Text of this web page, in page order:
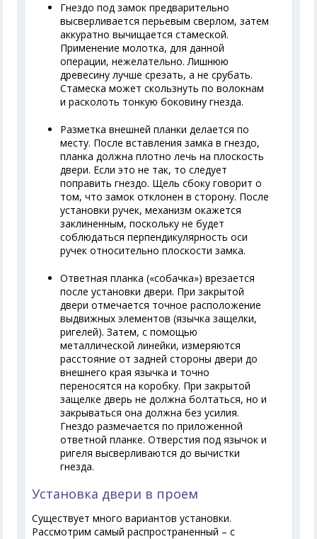
Гнездо под замок предварительно
высверливается перьевым сверлом, затем
аккуратно вычищается стамеской.
Применение молотка, для данной
операции, нежелательно. Лишнюю
древесину лучше срезать, а не срубать.
Стамеска может скользнуть по волокнам
и расколоть тонкую боковину гнезда.
Разметка внешней планки делается по
месту. После вставления замка в гнездо,
планка должна плотно лечь на плоскость
двери. Если это не так, то следует
поправить гнездо. Щель сбоку говорит о
том, что замок отклонен в сторону. После
установки ручек, механизм окажется
заклиненным, поскольку не будет
соблюдаться перпендикулярность оси
ручек относительно плоскости замка.
Ответная планка («собачка») врезается
после установки двери. При закрытой
двери отмечается точное расположение
выдвижных элементов (язычка защелки,
ригелей). Затем, с помощью
металлической линейки, измеряются
расстояние от задней стороны двери до
внешнего края язычка и точно
переносятся на коробку. При закрытой
защелке дверь не должна болтаться, но и
закрываться она должна без усилия.
Гнездо размечается по приложенной
ответной планке. Отверстия под язычок и
ригеля высверливаются до вычистки
гнезда.
Установка двери в проем
Существует много вариантов установки.
Рассмотрим самый распространенный – с